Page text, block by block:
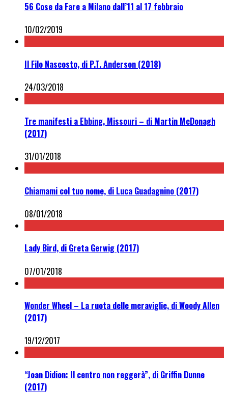
56 Cose da Fare a Milano dall’11 al 17 febbraio
10/02/2019
Il Filo Nascosto, di P.T. Anderson (2018)
24/03/2018
Tre manifesti a Ebbing, Missouri – di Martin McDonagh
(2017)
31/01/2018
Chiamami col tuo nome, di Luca Guadagnino (2017)
08/01/2018
Lady Bird, di Greta Gerwig (2017)
07/01/2018
Wonder Wheel – La ruota delle meraviglie, di Woody Allen
(2017)
19/12/2017
“Joan Didion: Il centro non reggerà”, di Griffin Dunne
(2017)